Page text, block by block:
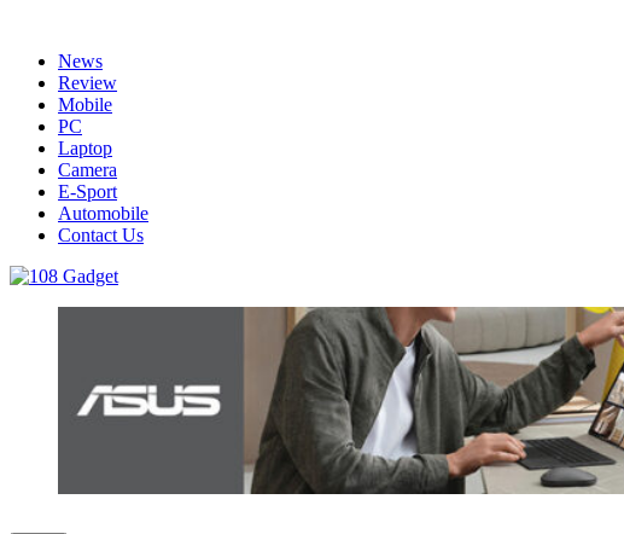
contentNews
Review
Mobile
PC
Laptop
Camera
E-Sport
Automobile
Contact Us
รวบรวมเรื่องราว Gadget IT ,Laptop, Smartphone , ยานยนต์